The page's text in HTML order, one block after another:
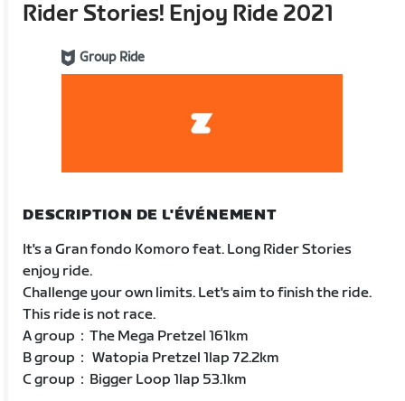
Rider Stories! Enjoy Ride 2021
Group Ride
DESCRIPTION DE L'ÉVÉNEMENT
It's a Gran fondo Komoro feat. Long Rider Stories
enjoy ride.
Challenge your own limits. Let's aim to finish the ride.
This ride is not race.
A group：The Mega Pretzel 161km
B group： Watopia Pretzel 1lap 72.2km
C group：Bigger Loop 1lap 53.1km